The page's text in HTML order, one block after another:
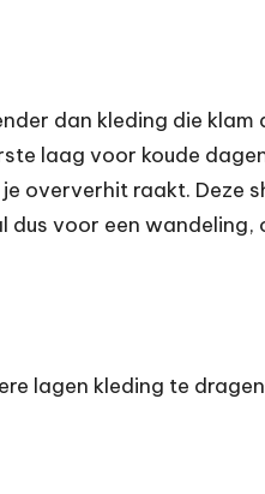
dan kleding die
laag voor koude
oververhit raakt. Deze
voor een
lagen kleding te